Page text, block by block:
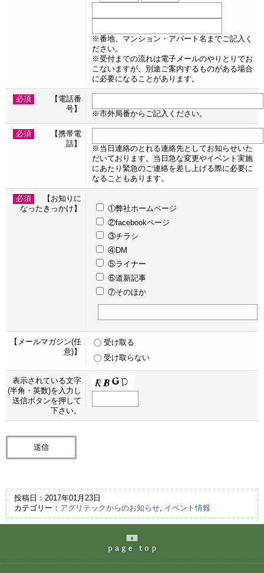
※番地、マンション・アパート名までご記入く
ださい。
※受付までの流れは電子メールのやりとりでお
こないますが、別途ご案内するものがある場合
に必要になることがあります。
必須
【電話番
号】
※市外局番からご記入ください。
必須
【携帯電
話】
※当日連絡のとれる連絡先としてお知らせいた
だいております。当日急な変更やイベント実施
にあたり緊急のご連絡を差し上げる際に必要に
なることもあります。
必須
【お知りに
なったきっかけ】
①弊社ホームページ
②facebookページ
③チラシ
④DM
⑤ライナー
⑥道新記事
⑦そのほか
【メールマガジン(任
意)】
受け取る
受け取らない
表示されている文字
(半角・英数)を入力し
送信ボタンを押して
下さい。
投稿日：2017年01月23日
カテゴリー： アグリテックからのお知らせ, イベント情報